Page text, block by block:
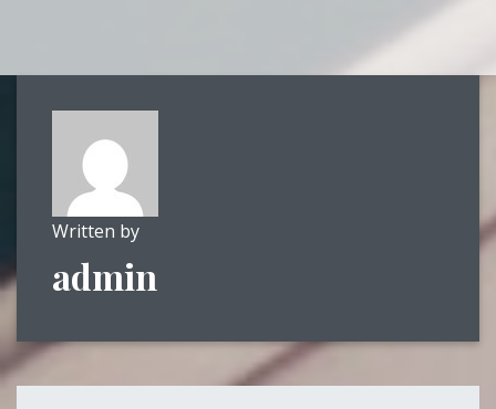
Written by
admin